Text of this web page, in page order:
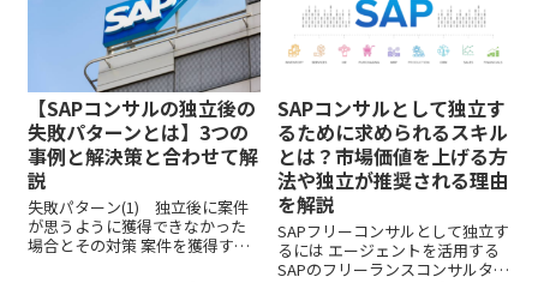
【SAPコンサルの独立後の
失敗パターンとは】3つの
事例と解決策と合わせて解
説
失敗パターン(1) 独立後に案件
が思うように獲得できなかった
場合とその対策 案件を獲得する
SAPコンサルとして独立す
るために求められるスキル
とは？市場価値を上げる方
法や独立が推奨される理由
を解説
SAPフリーコンサルとして独立す
るには エージェントを活用する
SAPのフリーランスコンサルタ